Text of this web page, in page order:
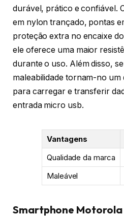
durável, prático e confiável.
em nylon trançado, pontas
proteção extra no encaixe
ele oferece uma maior
durante o uso. Além disso,
maleabilidade tornam-no
para carregar e transferir
entrada micro usb.
Vantagens
Qualidade da marca
Maleável
Smartphone Motorola